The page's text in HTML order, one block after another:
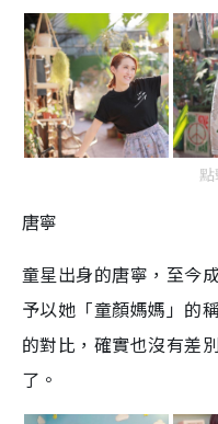
唐寧
童星出身的唐寧，至今
予以她「童顏媽媽」的
的對比，確實也沒有差
了。